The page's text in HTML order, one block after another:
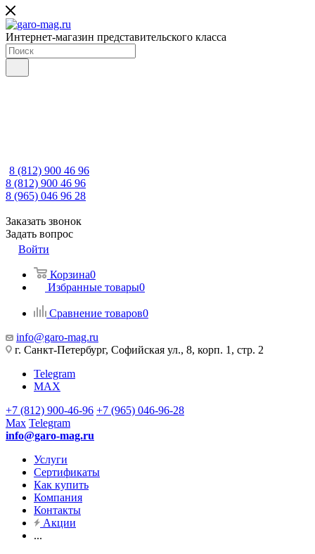
Интернет-магазин представительского класса
8 (812) 900 46 96
8 (812) 900 46 96
8 (965) 046 96 28
Заказать звонок
Задать вопрос
Войти
Корзина0
Избранные товары0
Сравнение товаров0
info@garo-mag.ru
г. Санкт-Петербург, Софийская ул., 8, корп. 1, стр. 2
Telegram
MAX
+7 (812) 900-46-96 +7 (965) 046-96-28
Max Telegram
info@garo-mag.ru
Услуги
Сертификаты
Как купить
Компания
Контакты
Акции
...